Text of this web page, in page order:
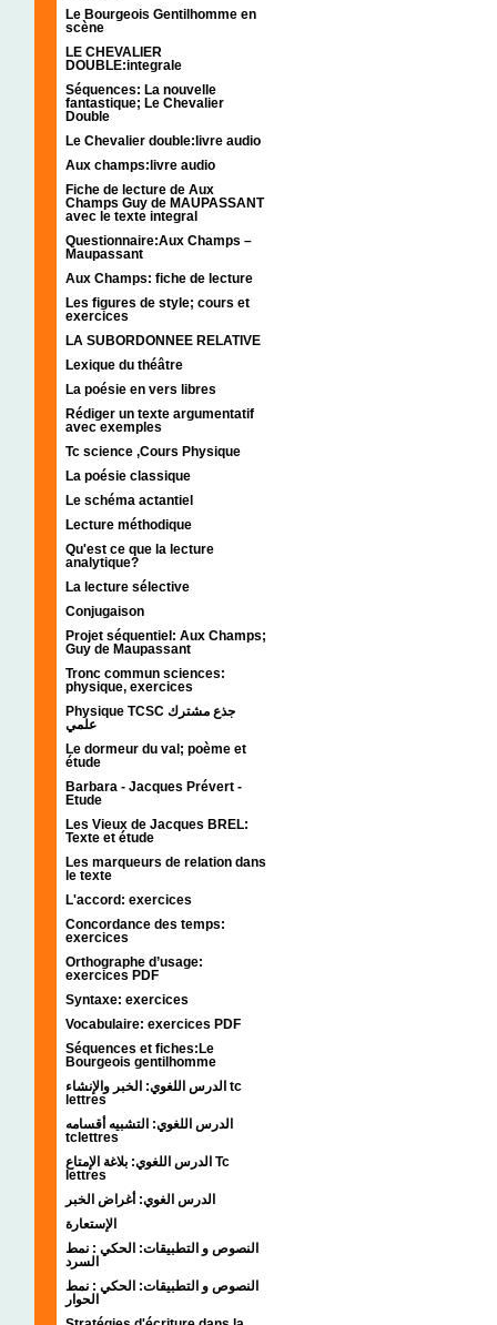
Le Bourgeois Gentilhomme en
scène
LE CHEVALIER
DOUBLE:integrale
Séquences: La nouvelle
fantastique; Le Chevalier
Double
Le Chevalier double:livre audio
Aux champs:livre audio
Fiche de lecture de Aux
Champs Guy de MAUPASSANT
avec le texte integral
Questionnaire:Aux Champs –
Maupassant
Aux Champs: fiche de lecture
Les figures de style; cours et
exercices
LA SUBORDONNEE RELATIVE
Lexique du théâtre
La poésie en vers libres
Rédiger un texte argumentatif
avec exemples
Tc science ,Cours Physique
La poésie classique
Le schéma actantiel
Lecture méthodique
Qu'est ce que la lecture
analytique?
La lecture sélective
Conjugaison
Projet séquentiel: Aux Champs;
Guy de Maupassant
Tronc commun sciences:
physique, exercices
Physique TCSC جذع مشترك
علمي
Le dormeur du val; poème et
étude
Barbara - Jacques Prévert -
Etude
Les Vieux de Jacques BREL:
Texte et étude
Les marqueurs de relation dans
le texte
L'accord: exercices
Concordance des temps:
exercices
Orthographe d’usage:
exercices PDF
Syntaxe: exercices
Vocabulaire: exercices PDF
Séquences et fiches:Le
Bourgeois gentilhomme
الدرس اللغوي: الخبر والإنشاء tc
lettres
الدرس اللغوي: التشبيه أقسامه
tclettres
الدرس اللغوي: بلاغة الإمتاع Tc
lettres
الدرس الغوي: أغراض الخبر
الإستعارة
النصوص و التطبيقات: الحكي : نمط
السرد
النصوص و التطبيقات: الحكي : نمط
الحوار